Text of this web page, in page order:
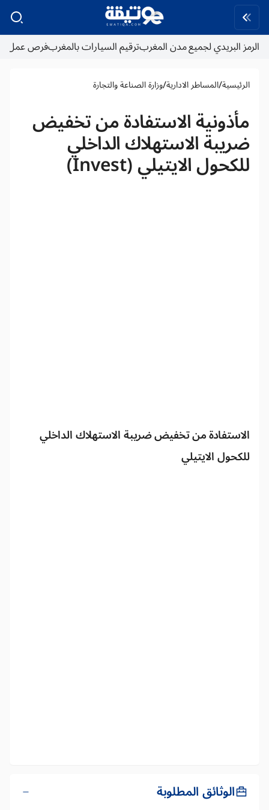
الرمز البريدي لجميع مدن المغربترقيم السيارات بالمغربفرص عمل
الرئيسية/المساطر الادارية/وزارة الصناعة والتجارة
مأذونية الاستفادة من تخفيض
ضريبة الاستهلاك الداخلي
للكحول الايتيلي (Invest)
الاستفادة من تخفيض ضريبة الاستهلاك الداخلي
للكحول الايتيلي
الوثائق المطلوبة